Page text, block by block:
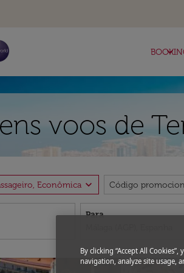
keyboard_arrow_down
voos de
Econômica expand_more Código
Para
By clicking “Accept All
navigation, analyze site usage,